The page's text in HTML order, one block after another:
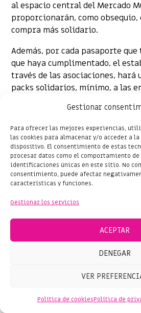
Gestionar
Para ofrecer las mejores experiencias,
las cookies para almacenar y/o acceder a
dispositivo. El consentimiento de estas
procesar datos como el comportamiento de
identificaciones únicas en este sitio. No
consentimiento, puede afectar
características y funciones.
Gestionar los servicios
ACEPTAR
DENEGAR
VER
Política de cookiesPolítica de
al espacio central del Mercado
proporcionarán, como obsequio,
compra más solidario.
Además, por cada pasaporte
que haya cumplimentado, el
través de las asociaciones, hará
packs solidarios, mínimo, a las
de lucro. Cada comercio
exposición, para que sus clientes
apadrinar, aportando alimentos.
La población también podrá
donación, poniéndose en
establecimientos adheridos,
toda la información.
Asimismo, el segundo eje,
de tot”, cuenta con una
por las plataformas web de
CompraSalou, y sus respectivas
publicaciones genéricas de la
establecimientos adheridos.
Por otra parte, se pondrá en